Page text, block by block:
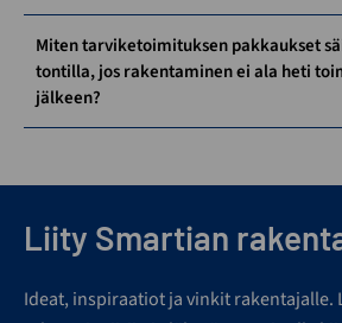
Miten tarviketoimituksen pakkaukset
tontilla, jos rakentaminen ei ala heti
jälkeen?
Liity Smartian
Ideat, inspiraatiot ja vinkit rakentajalle.